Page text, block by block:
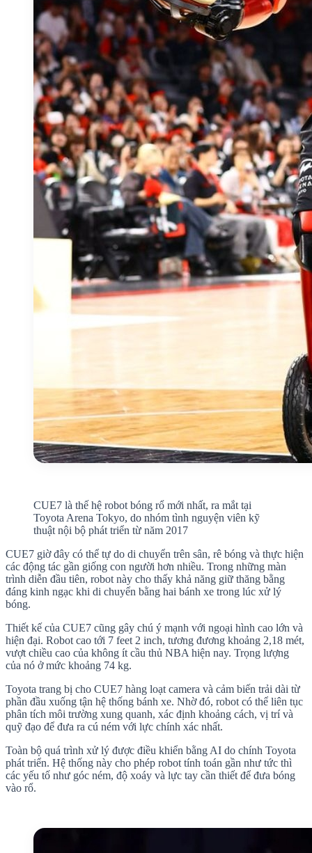
CUE7 là thế hệ robot bóng rổ mới nhất, ra mắt tại
Toyota Arena Tokyo, do nhóm tình nguyện viên kỹ
thuật nội bộ phát triển từ năm 2017
CUE7 giờ đây có thể tự do di chuyển trên sân, rê bóng và thực hiện
các động tác gần giống con người hơn nhiều. Trong những màn
trình diễn đầu tiên, robot này cho thấy khả năng giữ thăng bằng
đáng kinh ngạc khi di chuyển bằng hai bánh xe trong lúc xử lý
bóng.
Thiết kế của CUE7 cũng gây chú ý mạnh với ngoại hình cao lớn và
hiện đại. Robot cao tới 7 feet 2 inch, tương đương khoảng 2,18 mét,
vượt chiều cao của không ít cầu thủ NBA hiện nay. Trọng lượng
của nó ở mức khoảng 74 kg.
Toyota trang bị cho CUE7 hàng loạt camera và cảm biến trải dài từ
phần đầu xuống tận hệ thống bánh xe. Nhờ đó, robot có thể liên tục
phân tích môi trường xung quanh, xác định khoảng cách, vị trí và
quỹ đạo để đưa ra cú ném với lực chính xác nhất.
Toàn bộ quá trình xử lý được điều khiển bằng AI do chính Toyota
phát triển. Hệ thống này cho phép robot tính toán gần như tức thì
các yếu tố như góc ném, độ xoáy và lực tay cần thiết để đưa bóng
vào rổ.